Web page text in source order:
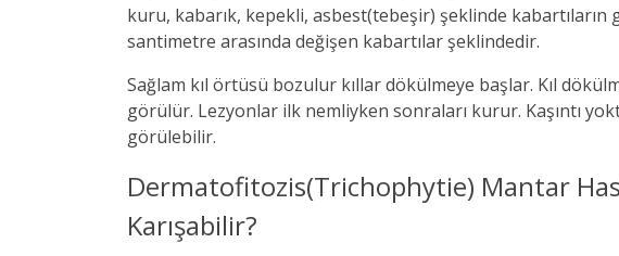
kuru, kabarık, kepekli, asbest(tebeşir) şeklinde kabartıların
santimetre arasında değişen kabartılar şeklindedir.
Sağlam kıl örtüsü bozulur kıllar dökülmeye başlar. Kıl
görülür. Lezyonlar ilk nemliyken sonraları kurur. Kaşıntı
görülebilir.
Dermatofitozis(Trichophytie) Mantar
Karışabilir?